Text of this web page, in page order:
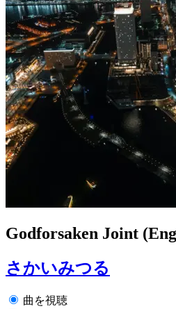
Godforsaken Joint
さかいみつる
曲を視聴